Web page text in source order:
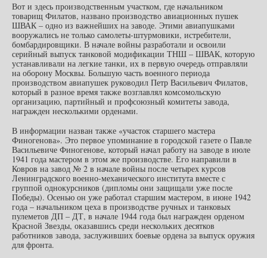
Вот и здесь производственным участком, где начальником
товарищ Филатов, названо производство авиационных пушек
ШВАК – одно из важнейших на заводе. Этими авиапушками
вооружались не только самолеты-штурмовики, истребители,
бомбардировщики. В начале войны разработали и освоили
серийный выпуск танковой модификации ТНШ – ШВАК, которую
устанавливали на легкие танки, их в первую очередь отправляли
на оборону Москвы. Большую часть военного периода
производством авиапушек руководил Петр Васильевич Филатов,
который в разное время также возглавлял комсомольскую
организацию, партийный и профсоюзный комитеты завода,
награжден несколькими орденами.
В информации назван также «участок старшего мастера
Финогенова». Это первое упоминание в городской газете о Павле
Васильевиче Финогенове, который начал работу на заводе в июле
1941 года мастером в этом же производстве. Его направили в
Ковров на завод № 2 в начале войны после четырех курсов
Ленинградского военно-механического института вместе с
группой однокурсников (дипломы они защищали уже после
Победы). Осенью он уже работал старшим мастером, в июне 1942
года – начальником цеха в производстве ручных и танковых
пулеметов ДП – ДТ, в начале 1944 года был награжден орденом
Красной Звезды, оказавшись среди нескольких десятков
работников завода, заслуживших боевые ордена за выпуск оружия
для фронта.